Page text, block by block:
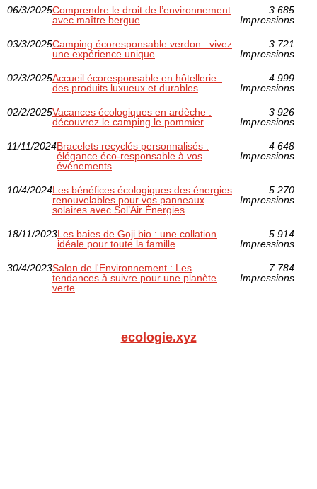
06/3/2025Comprendre le droit de l’environnement
avec maître bergue
3 685
Impressions
03/3/2025Camping écoresponsable verdon : vivez
une expérience unique
3 721
Impressions
02/3/2025Accueil écoresponsable en hôtellerie :
des produits luxueux et durables
4 999
Impressions
02/2/2025Vacances écologiques en ardèche :
découvrez le camping le pommier
3 926
Impressions
11/11/2024Bracelets recyclés personnalisés :
élégance éco-responsable à vos
événements
4 648
Impressions
10/4/2024Les bénéfices écologiques des énergies
renouvelables pour vos panneaux
solaires avec Sol’Air Énergies
5 270
Impressions
18/11/2023Les baies de Goji bio : une collation
idéale pour toute la famille
5 914
Impressions
30/4/2023Salon de l'Environnement : Les
tendances à suivre pour une planète
verte
7 784
Impressions
ecologie.xyz